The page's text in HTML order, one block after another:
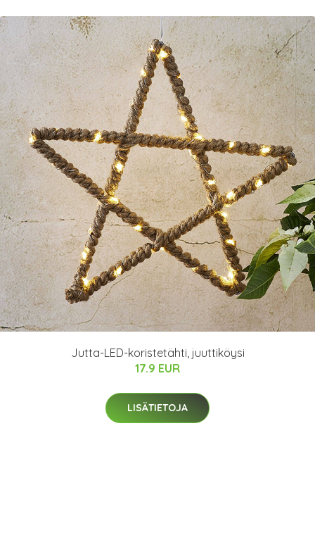
Jutta-LED-koristetähti, juuttiköysi
17.9 EUR
LISÄTIETOJA